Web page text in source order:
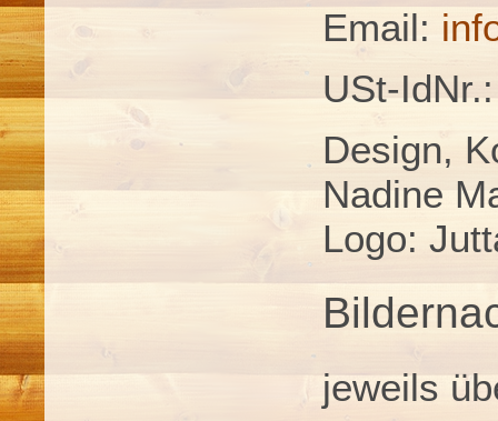
Email:
USt-
Design,
Nadine
Logo:
jeweils